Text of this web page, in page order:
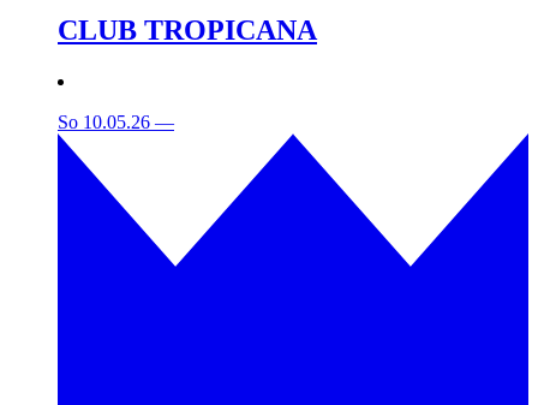
CLUB TROPICANA
So 10.05.26 —